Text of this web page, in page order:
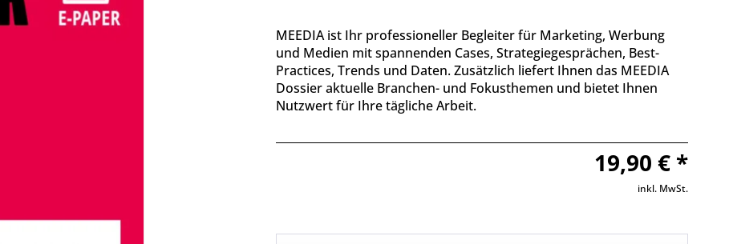
MEEDIA ist Ihr professioneller Begleiter für Marketing, Werbung
und Medien mit spannenden Cases, Strategiegesprächen, Best-
Practices, Trends und Daten. Zusätzlich liefert Ihnen das MEEDIA
Dossier aktuelle Branchen- und Fokusthemen und bietet Ihnen
Nutzwert für Ihre tägliche Arbeit.
19,90 € *
inkl. MwSt.